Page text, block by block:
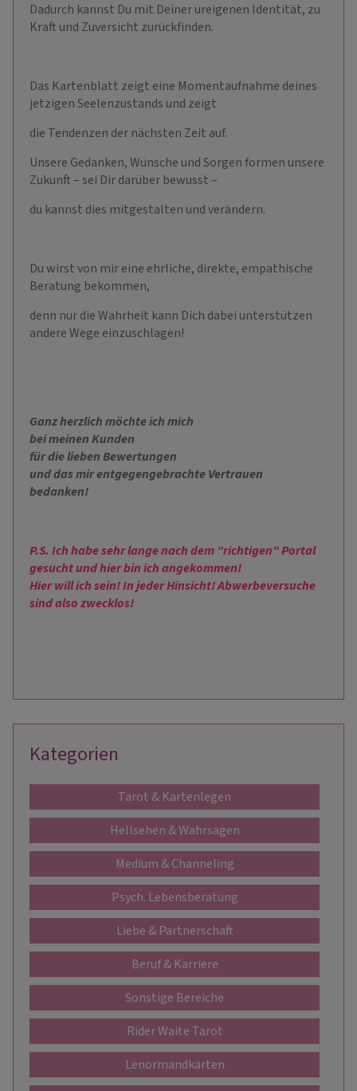
Dadurch kannst Du mit Deiner ureigenen Identität, zu
Kraft und Zuversicht zurückfinden.
Das Kartenblatt zeigt eine Momentaufnahme deines
jetzigen Seelenzustands und zeigt
die Tendenzen der nächsten Zeit auf.
Unsere Gedanken, Wünsche und Sorgen formen unsere
Zukunft – sei Dir darüber bewusst –
du kannst dies mitgestalten und verändern.
Du wirst von mir eine ehrliche, direkte, empathische
Beratung bekommen,
denn nur die Wahrheit kann Dich dabei unterstützen
andere Wege einzuschlagen!
Ganz herzlich möchte ich mich
bei meinen Kunden
für die lieben Bewertungen
und das mir entgegengebrachte Vertrauen
bedanken!
P.S. Ich habe sehr lange nach dem "richtigen" Portal
gesuchtund hier bin ichangekommen!
Hier will ich sein! In jeder Hinsicht!Abwerbeversuche
sind also zwecklos!
Kategorien
Tarot & Kartenlegen
Hellsehen & Wahrsagen
Medium & Channeling
Psych. Lebensberatung
Liebe & Partnerschaft
Beruf & Karriere
Sonstige Bereiche
Rider Waite Tarot
Lenormandkarten